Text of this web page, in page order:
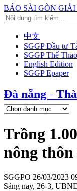
BÁO SÀI GÒN GIẢI
中文
SGGP Đầu tư
SGGP Thể Thao
English Edition
SGGP Epaper
Đà nẵng -
Trồng
nông
SGGPO 26/03/2023
Sáng nay, 26-3,